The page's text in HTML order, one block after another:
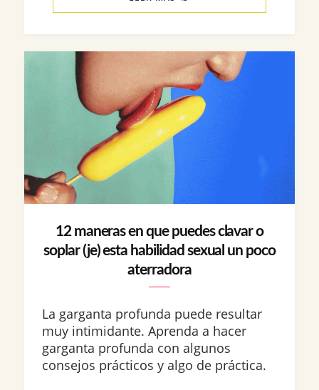
12 maneras en que puedes clavar o
soplar (je) esta habilidad sexual un poco
aterradora
La garganta profunda puede resultar
muy intimidante. Aprenda a hacer
garganta profunda con algunos
consejos prácticos y algo de práctica.